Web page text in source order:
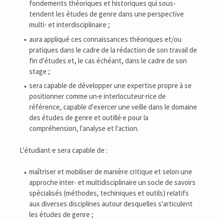
fondements théoriques et historiques qui sous-
tendent les études de genre dans une perspective
multi- et interdisciplinaire ;
aura appliqué ces connaissances théoriques et/ou
pratiques dans le cadre de la rédaction de son travail de
fin d'études et, le cas échéant, dans le cadre de son
stage ;
sera capable de développer une expertise propre à se
positionner comme un·e interlocuteur·rice de
référence, capable d'exercer une veille dans le domaine
des études de genre et outillé·e pour la
compréhension, l'analyse et l'action.
L'étudiant·e sera capable de :
maîtriser et mobiliser de manière critique et selon une
approche inter- et multidisciplinaire un socle de savoirs
spécialisés (méthodes, techiniques et outils) relatifs
aux diverses disciplines autour desquelles s'articulent
les études de genre ;